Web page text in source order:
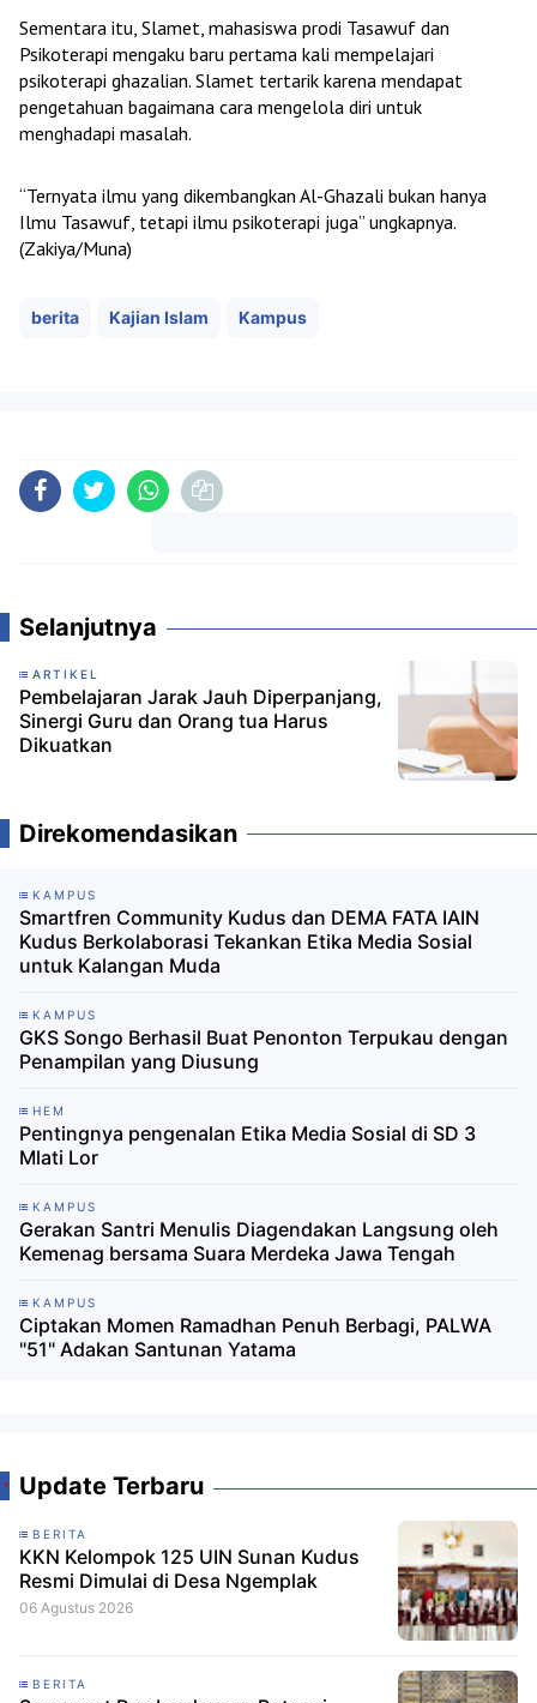
Sementara itu, Slamet, mahasiswa prodi Tasawuf dan
Psikoterapi mengaku baru pertama kali mempelajari
psikoterapi ghazalian. Slamet tertarik karena mendapat
pengetahuan bagaimana cara mengelola diri untuk
menghadapi masalah.
“Ternyata ilmu yang dikembangkan Al-Ghazali bukan hanya
Ilmu Tasawuf, tetapi ilmu psikoterapi juga” ungkapnya.
(Zakiya/Muna)
berita Kajian Islam Kampus
Selanjutnya
ARTIKEL
Pembelajaran Jarak Jauh Diperpanjang,
Sinergi Guru dan Orang tua Harus
Dikuatkan
Direkomendasikan
KAMPUS
Smartfren Community Kudus dan DEMA FATA IAIN
Kudus Berkolaborasi Tekankan Etika Media Sosial
untuk Kalangan Muda
KAMPUS
GKS Songo Berhasil Buat Penonton Terpukau dengan
Penampilan yang Diusung
HEM
Pentingnya pengenalan Etika Media Sosial di SD 3
Mlati Lor
KAMPUS
Gerakan Santri Menulis Diagendakan Langsung oleh
Kemenag bersama Suara Merdeka Jawa Tengah
KAMPUS
Ciptakan Momen Ramadhan Penuh Berbagi, PALWA
"51" Adakan Santunan Yatama
Update Terbaru
BERITA
KKN Kelompok 125 UIN Sunan Kudus
Resmi Dimulai di Desa Ngemplak
06 Agustus 2026
BERITA